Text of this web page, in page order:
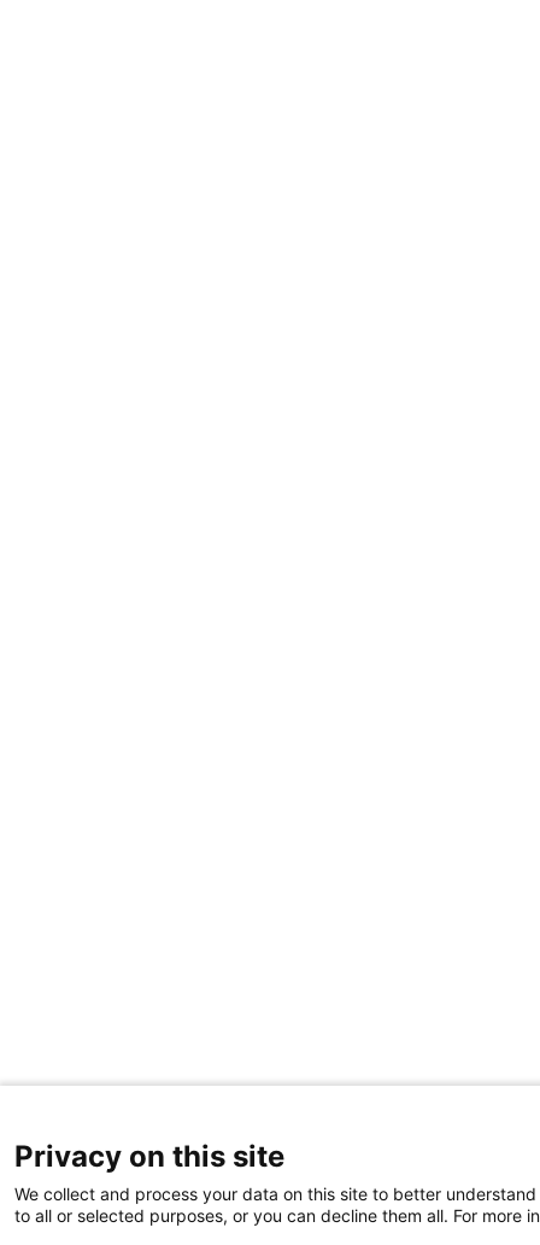
Privacy on this site
We collect and process your data on this site to better
to all or selected purposes, or you can decline them all. For more